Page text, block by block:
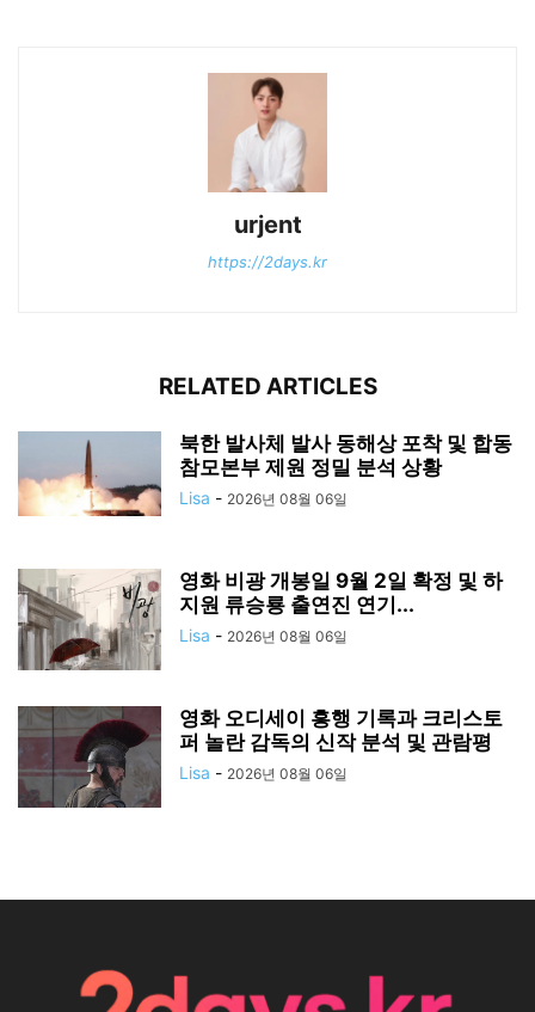
urjent
https://2days.kr
RELATED ARTICLES
북한 발사체 발사 동해상 포착 및 합동
참모본부 제원 정밀 분석 상황
Lisa - 2026년 08월 06일
영화 비광 개봉일 9월 2일 확정 및 하
지원 류승룡 출연진 연기...
Lisa - 2026년 08월 06일
영화 오디세이 흥행 기록과 크리스토
퍼 놀란 감독의 신작 분석 및 관람평
Lisa - 2026년 08월 06일